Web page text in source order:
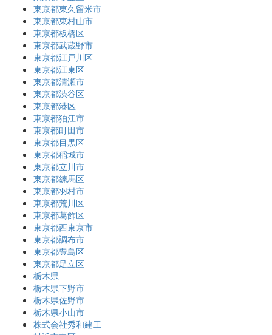
東京都東久留米市
東京都東村山市
東京都板橋区
東京都武蔵野市
東京都江戸川区
東京都江東区
東京都清瀬市
東京都渋谷区
東京都港区
東京都狛江市
東京都町田市
東京都目黒区
東京都稲城市
東京都立川市
東京都練馬区
東京都羽村市
東京都荒川区
東京都葛飾区
東京都西東京市
東京都調布市
東京都豊島区
東京都足立区
栃木県
栃木県下野市
栃木県佐野市
栃木県小山市
株式会社秀和建工